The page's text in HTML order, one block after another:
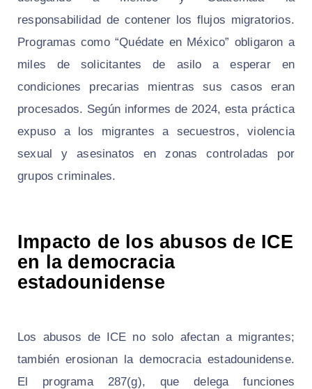
responsabilidad de contener los flujos migratorios.
Programas como “Quédate en México” obligaron a
miles de solicitantes de asilo a esperar en
condiciones precarias mientras sus casos eran
procesados. Según informes de 2024, esta práctica
expuso a los migrantes a secuestros, violencia
sexual y asesinatos en zonas controladas por
grupos criminales.
Impacto de los abusos de ICE
en la democracia
estadounidense
Los abusos de ICE no solo afectan a migrantes;
también erosionan la democracia estadounidense.
El programa 287(g), que delega funciones